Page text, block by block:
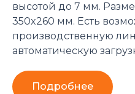
высотой до 7 мм.
350x260 мм. Есть
производственную
автоматическую
Подробнее